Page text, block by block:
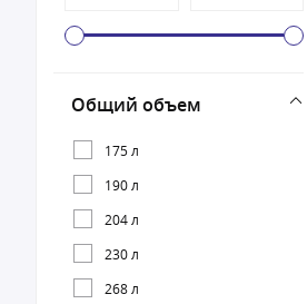
Общий объем
175 л
190 л
204 л
230 л
268 л